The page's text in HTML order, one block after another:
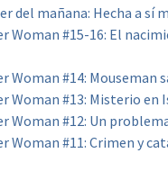
del mañana: Hecha a sí
Woman #15-16: El
Woman #14: Mouseman
Woman #13: Misterio en
Woman #12: Un
Woman #11: Crimen y